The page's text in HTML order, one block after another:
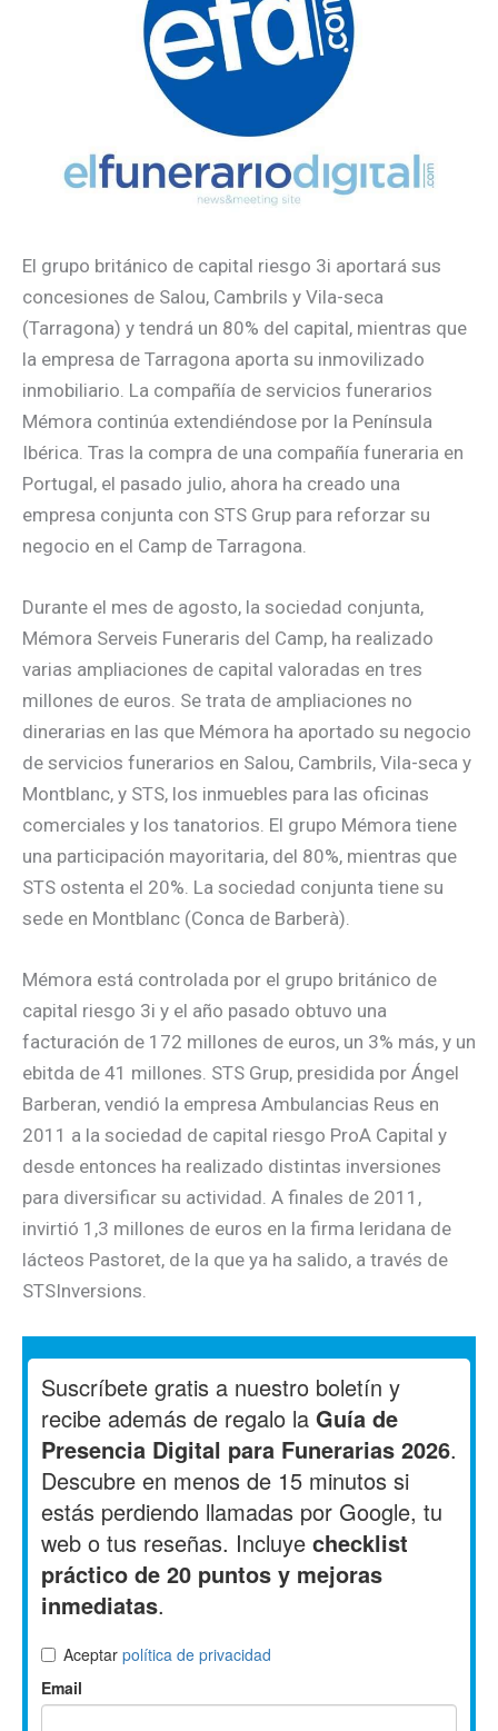
El grupo británico de capital riesgo 3i aportará sus
concesiones de Salou, Cambrils y Vila-seca
(Tarragona) y tendrá un 80% del capital, mientras que
la empresa de Tarragona aporta su inmovilizado
inmobiliario. La compañía de servicios funerarios
Mémora continúa extendiéndose por la Península
Ibérica. Tras la compra de una compañía funeraria en
Portugal, el pasado julio, ahora ha creado una
empresa conjunta con STS Grup para reforzar su
negocio en el Camp de Tarragona.
Durante el mes de agosto, la sociedad conjunta,
Mémora Serveis Funeraris del Camp, ha realizado
varias ampliaciones de capital valoradas en tres
millones de euros. Se trata de ampliaciones no
dinerarias en las que Mémora ha aportado su negocio
de servicios funerarios en Salou, Cambrils, Vila-seca y
Montblanc, y STS, los inmuebles para las oficinas
comerciales y los tanatorios. El grupo Mémora tiene
una participación mayoritaria, del 80%, mientras que
STS ostenta el 20%. La sociedad conjunta tiene su
sede en Montblanc (Conca de Barberà).
Mémora está controlada por el grupo británico de
capital riesgo 3i y el año pasado obtuvo una
facturación de 172 millones de euros, un 3% más, y un
ebitda de 41 millones. STS Grup, presidida por Ángel
Barberan, vendió la empresa Ambulancias Reus en
2011 a la sociedad de capital riesgo ProA Capital y
desde entonces ha realizado distintas inversiones
para diversificar su actividad. A finales de 2011,
invirtió 1,3 millones de euros en la firma leridana de
lácteos Pastoret, de la que ya ha salido, a través de
STSInversions.